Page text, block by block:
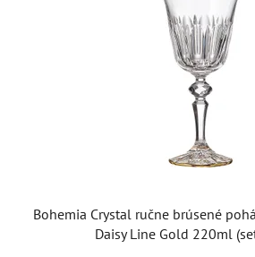
Bohemia Crystal ručne brúsené
Daisy Line Gold 220ml